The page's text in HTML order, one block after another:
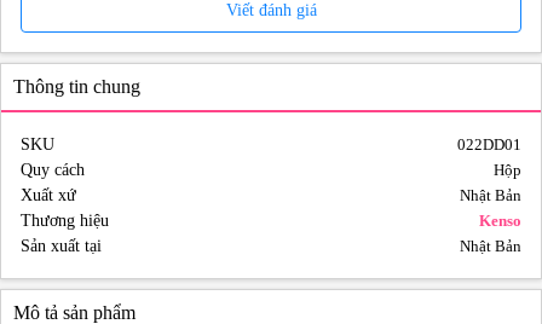
Viết đánh giá
Thông tin chung
SKU
022DD01
Quy cách
Hộp
Xuất xứ
Nhật Bản
Thương hiệu
Kenso
Sản xuất tại
Nhật Bản
Mô tả sản phẩm